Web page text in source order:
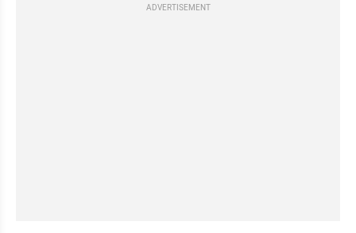
ADVERTISEMENT